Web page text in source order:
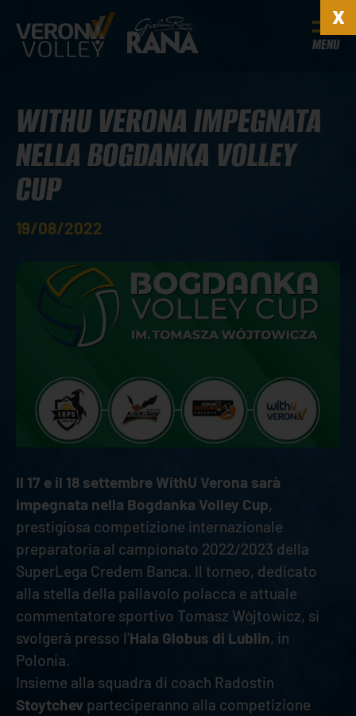
MENU
WITHU VERONA IMPEGNATA
NELLA BOGDANKA VOLLEY
CUP
19/08/2022
Il 17 e il 18 settembre WithU Verona sarà
impegnata nella Bogdanka Volley Cup,
prestigiosa competizione internazionale
preparatoria al campionato 2022/2023 della
SuperLega Credem Banca. Il torneo, dedicato
alla stella della pallavolo polacca e attuale
commentatore sportivo Tomasz Wójtowicz, si
svolgerà presso l'Hala Globus di Lublin, in
Polonia.
Insieme alla squadra di coach Radostin
Stoytchev parteciperanno alla competizione